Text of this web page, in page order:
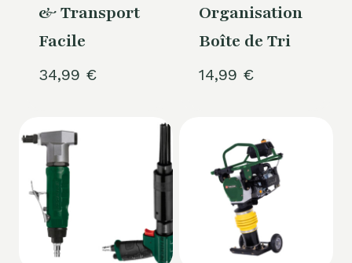
& Transport
Facile
34,99 €
Organisation
Boîte de Tri
14,99 €